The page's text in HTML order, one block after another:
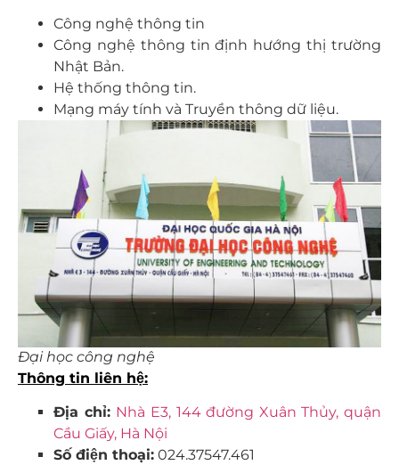
Công nghệ thông tin
Công nghệ thông tin định hướng thị trường
Nhật Bản.
Hệ thống thông tin.
Mạng máy tính và Truyền thông dữ liệu.
Đại học công nghệ
Thông tin liên hệ:
Địa chỉ: Nhà E3, 144 đường Xuân Thủy, quận
Cầu Giấy, Hà Nội
Số điện thoại: 024.37547.461